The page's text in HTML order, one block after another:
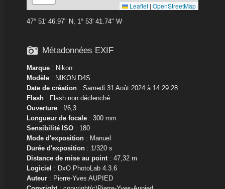
Leaflet | OpenStreetMap
47° 51' 46.97" N, 1° 53' 41.74" W
 Métadonnées EXIF
Marque: Nikon
Modèle: NIKON D4S
Date de création: Samedi 31 Août 2024 à 14:29:28
Flash: Flash non déclenché
Ouverture: f/6,3
Longueur de focale: 300 mm
Sensibilité ISO: 180
Mode d'exposition: Manuel
Durée d'exposition: 1/320 s
Distance de mise au point: 47,32 m
Logiciel : DxO PhotoLab 4.3.6
Auteur: Pierre-Yves AUPIED